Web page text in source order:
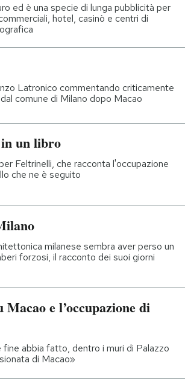
ed è una specie di lunga pubblicità per
hotel, casinò e centri di
Latronico commentando criticamente
comune di Milano dopo Macao
un libro
Feltrinelli, che racconta l'occupazione
che ne è seguito
milanese sembra aver perso un
forzosi, il racconto dei suoi giorni
e l’occupazione di
abbia fatto, dentro i muri di Palazzo
di Macao»